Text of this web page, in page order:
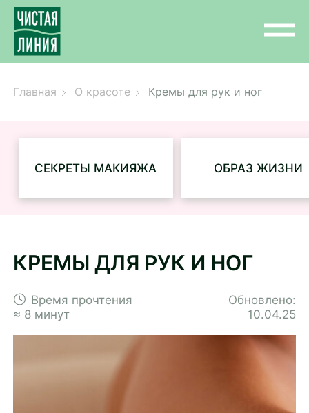
Главная О красоте Кремы для рук и ног
СЕКРЕТЫ МАКИЯЖА ОБРАЗ ЖИЗНИ
КРЕМЫ ДЛЯ РУК И НОГ
Время прочтения
≈ 8 минут
Обновлено:
10.04.25